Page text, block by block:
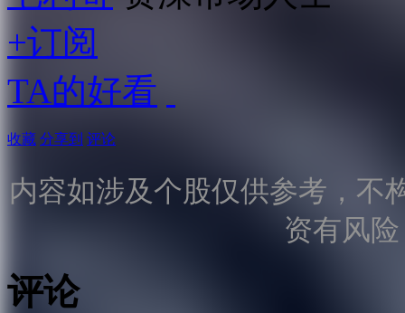
+订阅
TA的好看
收藏 分享到 评论
内容如涉及个股仅供参考，不
资有风
评论